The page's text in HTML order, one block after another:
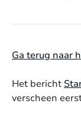
Ga terug naar
Het bericht
verscheen